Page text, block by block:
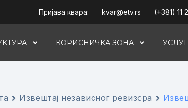
Пријава квара: kvar@etv.rs (+381) 11
КОРИСНИЧКА ЗОНА
Извештај независног ревизора